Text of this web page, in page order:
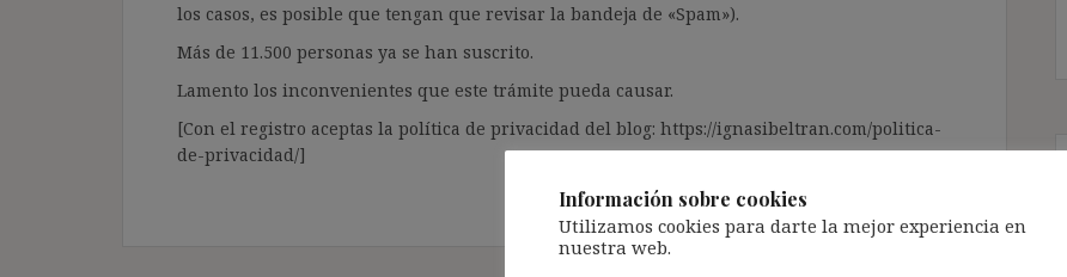
los casos, es posible que tengan que revisar la bandeja de «Spam»).
Más de 11.500 personas ya se han suscrito.
Lamento los inconvenientes que este trámite pueda causar.
[Con el registro aceptas la política de privacidad del blog: https://ignasibeltran.com/politica-
de-privacidad/]
Información sobre cookies
Utilizamos cookies para darte la mejor experiencia en
nuestra web.